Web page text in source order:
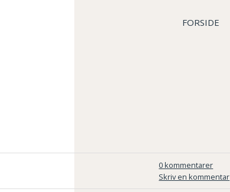
FORSIDE
0 kommentarer
Skriv en kommentar